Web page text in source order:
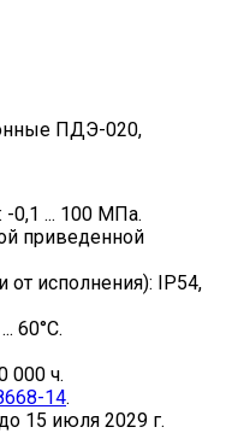
ПДЭ-020,
0,1 ... 100 МПа.
приведенной
от исполнения): IP54,
60°C.
000 ч.
14.
15 июля 2029 г.